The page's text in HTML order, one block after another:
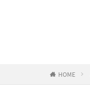
HOME